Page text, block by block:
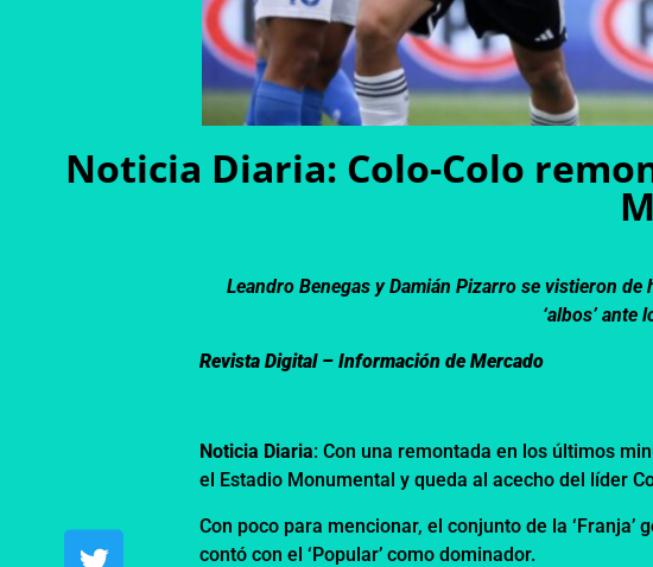
Noticia Diaria: Colo-Colo
Leandro Benegas y Damián Pizarro se vistieron
‘albos’ ante
Revista Digital – Información de Mercado
Noticia Diaria: Con una remontada en los últimos
el Estadio Monumental y queda al acecho del líder
Con poco para mencionar, el conjunto de la
contó con el ‘Popular’ como dominador.